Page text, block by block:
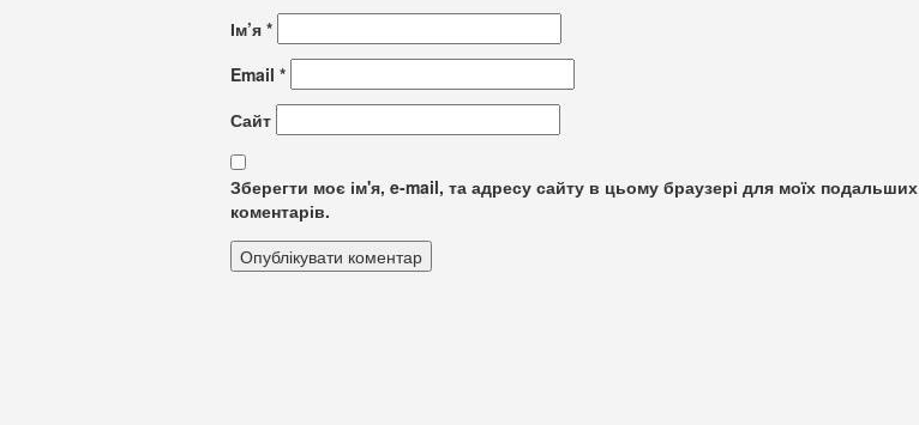
Ім’я *
Email *
Сайт
Зберегти моє ім'я, e-mail, та адресу сайту в цьому браузері для моїх подальших
коментарів.